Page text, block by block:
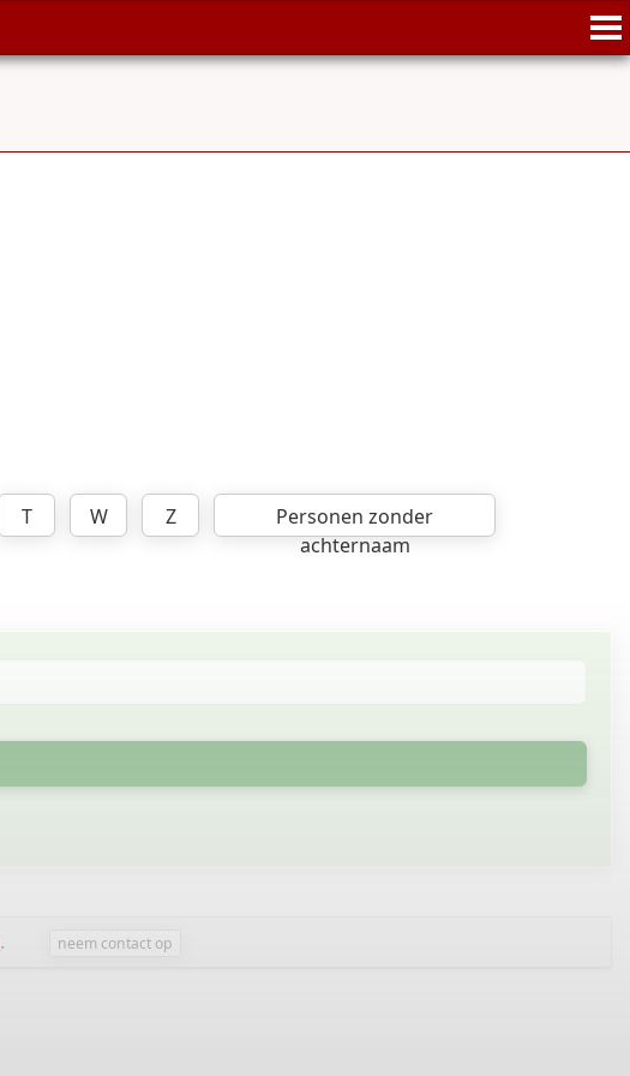
T W Z
Personen zonder
achternaam
. neem contact op